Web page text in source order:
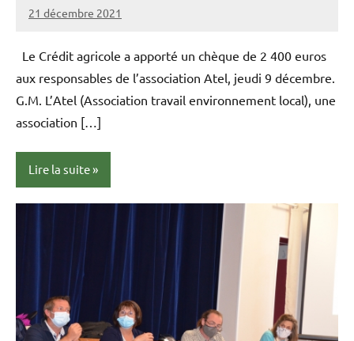
21 décembre 2021
admin
Aucun
Le Crédit agricole a apporté un chèque de 2 400 euros
aux responsables de l’association Atel, jeudi 9 décembre.
G.M. L’Atel (Association travail environnement local), une
association […]
Lire la suite